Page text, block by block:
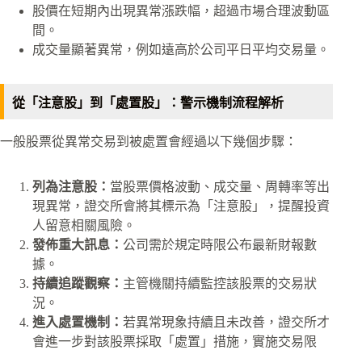
股價在短期內出現異常漲跌幅，超過市場合理波動區
間。
成交量顯著異常，例如遠高於公司平日平均交易量。
從「注意股」到「處置股」：警示機制流程解析
一般股票從異常交易到被處置會經過以下幾個步驟：
列為注意股： 當股票價格波動、成交量、周轉率等出
現異常，證交所會將其標示為「注意股」，提醒投資
人留意相關風險。
發佈重大訊息： 公司需於規定時限公布最新財報數
據。
持續追蹤觀察： 主管機關持續監控該股票的交易狀
況。
進入處置機制： 若異常現象持續且未改善，證交所才
會進一步對該股票採取「處置」措施，實施交易限